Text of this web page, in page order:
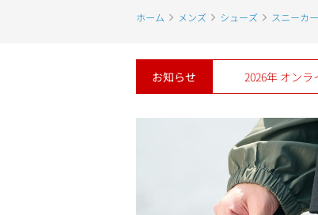
ホーム メンズ シューズ スニーカー
お知らせ 2026年 オン